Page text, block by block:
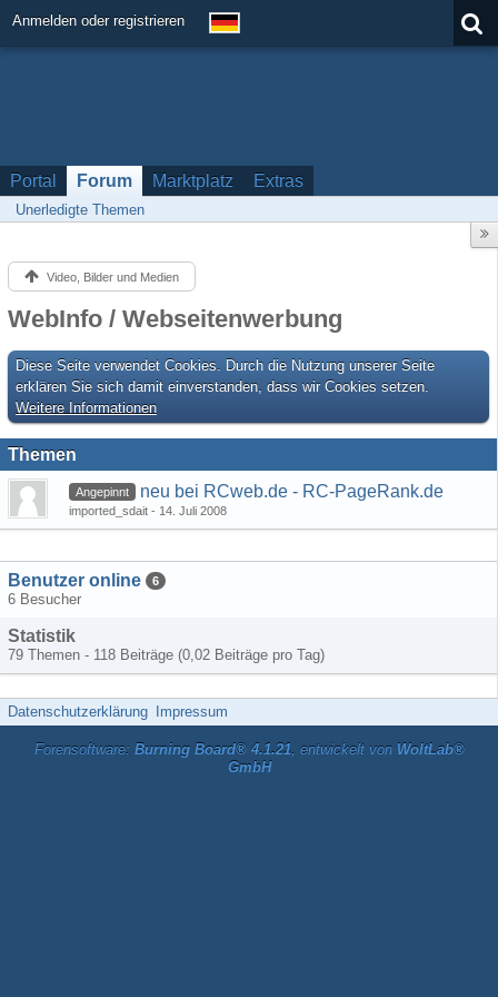
Anmelden oder registrieren
Portal Forum Marktplatz Extras
Unerledigte Themen
Video, Bilder und Medien
WebInfo / Webseitenwerbung
Diese Seite verwendet Cookies. Durch die Nutzung unserer Seite
erklären Sie sich damit einverstanden, dass wir Cookies setzen.
Weitere Informationen
Themen
Angepinnt neu bei RCweb.de - RC-PageRank.de
imported_sdait 14. Juli 2008
Benutzer online 6
6 Besucher
Statistik
79 Themen - 118 Beiträge (0,02 Beiträge pro Tag)
Datenschutzerklärung Impressum
Forensoftware: Burning Board® 4.1.21, entwickelt von WoltLab®
GmbH